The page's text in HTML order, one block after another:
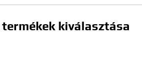
kiválasztása